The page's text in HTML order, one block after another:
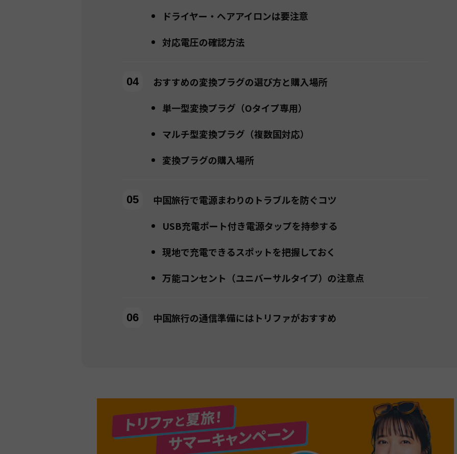
ドライヤー・ヘアアイロンは要注意
対応電圧の確認方法
おすすめの変換プラグの選び方と購入場所
単一型変換プラグ（Oタイプ専用）
マルチ型変換プラグ（複数国対応）
変換プラグの購入場所
中国旅行で電源まわりのトラブルを防ぐコツ
USB充電ポート付き電源タップを持参する
現地で充電できるスポットを把握しておく
万能コンセント（ユニバーサルタイプ）の注意点
中国旅行の通信準備にはトリファがおすすめ